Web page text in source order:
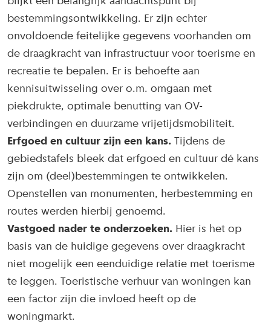
bestemmingsontwikkeling. Er zijn echter
onvoldoende feitelijke gegevens voorhanden om
de draagkracht van infrastructuur voor toerisme en
recreatie te bepalen. Er is behoefte aan
kennisuitwisseling over o.m. omgaan met
piekdrukte, optimale benutting van OV-
verbindingen en duurzame vrijetijdsmobiliteit.
Erfgoed en cultuur zijn een kans. Tijdens de
gebiedstafels bleek dat erfgoed en cultuur dé kans
zijn om (deel)bestemmingen te ontwikkelen.
Openstellen van monumenten, herbestemming en
routes werden hierbij genoemd.
Vastgoed nader te onderzoeken. Hier is het op
basis van de huidige gegevens over draagkracht
niet mogelijk een eenduidige relatie met toerisme
te leggen. Toeristische verhuur van woningen kan
een factor zijn die invloed heeft op de
woningmarkt.